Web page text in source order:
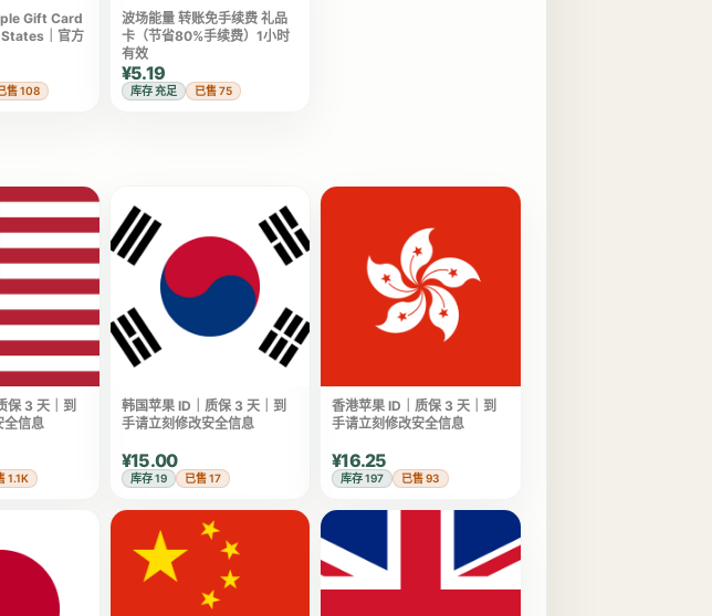
Gift Card
States｜官方
售 108
波场能量 转账免手续费 礼品
卡（节省80%手续费）1小时
有效
¥5.19
库存 充足 已售 75
保 3 天｜到
全信息
1.1K
韩国苹果 ID｜质保 3 天｜到
手请立刻修改安全信息
¥15.00
库存 19 已售 17
香港苹果 ID｜质保 3 天｜到
手请立刻修改安全信息
¥16.25
库存 197 已售 93